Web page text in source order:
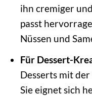
ihn cremiger
passt
Nüssen und
Für Dessert-
Desserts mit
Sie eignet sich